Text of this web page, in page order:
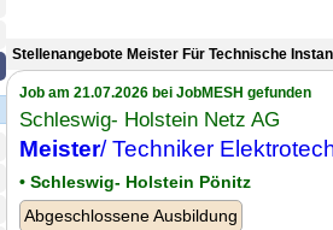
Stellenangebote Meister Für Technische
Job am 21.07.2026 bei JobMESH gefunden
Schleswig- Holstein Netz AG
Meister/ Techniker
• Schleswig- Holstein Pönitz
Abgeschlossene Ausbildung